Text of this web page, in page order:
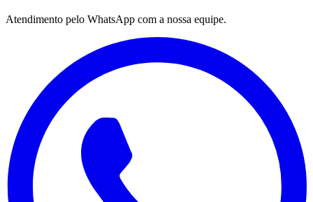
Atendimento pelo WhatsApp com a nossa equipe.